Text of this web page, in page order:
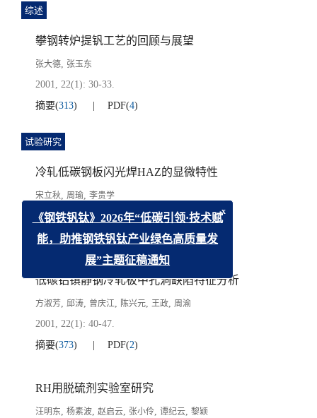
综述
攀钢转炉提钒工艺的回顾与展望
张大德, 张玉东
2001, 22(1): 30-33.
摘要(313) PDF(4)
试验研究
冷轧低碳钢板闪光焊HAZ的显微特性
宋立秋, 周瑜, 李贵学
2001, 22(1): 34-39.
摘要
255) PDF(3)
低碳铝镇静钢冷轧板中孔洞缺陷特征分析
方淑芳, 邱涛, 曾庆江, 陈兴元, 王政, 周渝
2001, 22(1): 40-47.
摘要(373) PDF(2)
RH用脱硫剂实验室研究
汪明东, 杨素波, 赵启云, 张小伶, 谭纪云, 黎颖
《钢铁钒钛》2026年“低碳引领·技术赋
能，助推钢铁钒钛产业绿色高质量发
展”主题征稿通知